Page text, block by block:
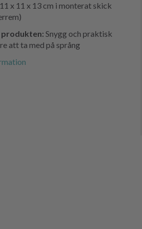
11 x 11 x 13 cm i monterat skick
Snygg och praktisk
att ta med på språng